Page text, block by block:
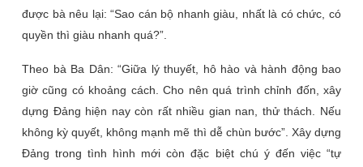
được bà nêu lại: “Sao cán bộ nhanh giàu, nhất là có chức, có
quyền thì giàu nhanh quá?”.
Theo bà Ba Dân: “Giữa lý thuyết, hô hào và hành động bao
giờ cũng có khoảng cách. Cho nên quá trình chỉnh đốn, xây
dựng Đảng hiện nay còn rất nhiều gian nan, thử thách. Nếu
không kỳ quyết, không mạnh mẽ thì dễ chùn bước”. Xây dựng
Đảng trong tình hình mới còn đặc biệt chú ý đến việc “tự